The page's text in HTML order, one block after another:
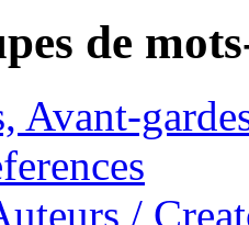
de
Avant-
/